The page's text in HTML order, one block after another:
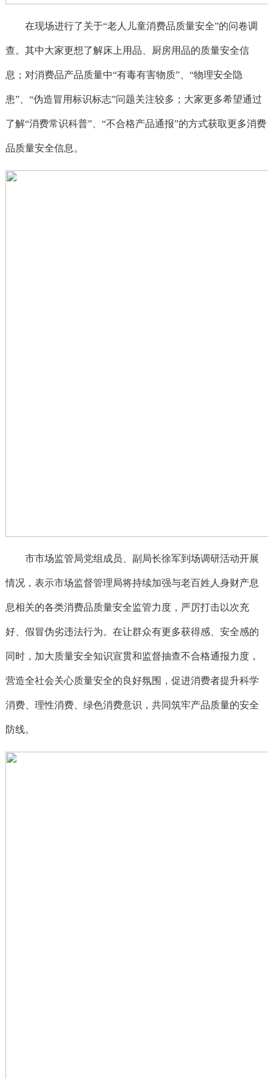
在现场进行了关于“老人儿童消费品质量安全”的问卷调
查。其中大家更想了解床上用品、厨房用品的质量安全信
息；对消费品产品质量中“有毒有害物质”、“物理安全隐
患”、“伪造冒用标识标志”问题关注较多；大家更多希望通过
了解“消费常识科普”、“不合格产品通报”的方式获取更多消费
品质量安全信息。
市市场监管局党组成员、副局长徐军到场调研活动开展
情况，表示市场监督管理局将持续加强与老百姓人身财产息
息相关的各类消费品质量安全监管力度，严厉打击以次充
好、假冒伪劣违法行为。在让群众有更多获得感、安全感的
同时，加大质量安全知识宣贯和监督抽查不合格通报力度，
营造全社会关心质量安全的良好氛围，促进消费者提升科学
消费、理性消费、绿色消费意识，共同筑牢产品质量的安全
防线。